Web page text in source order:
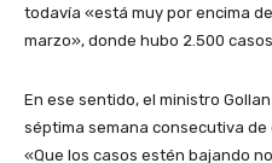
todavía «está muy por encima
marzo», donde hubo 2.500
En ese sentido, el ministro
séptima semana consecutiva
«Que los casos estén bajando